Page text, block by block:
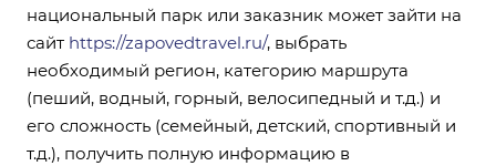
национальный парк или заказник может зайти на
сайт https://zapovedtravel.ru/, выбрать
необходимый регион, категорию маршрута
(пеший, водный, горный, велосипедный и т.д.) и
его сложность (семейный, детский, спортивный и
т.д.), получить полную информацию в